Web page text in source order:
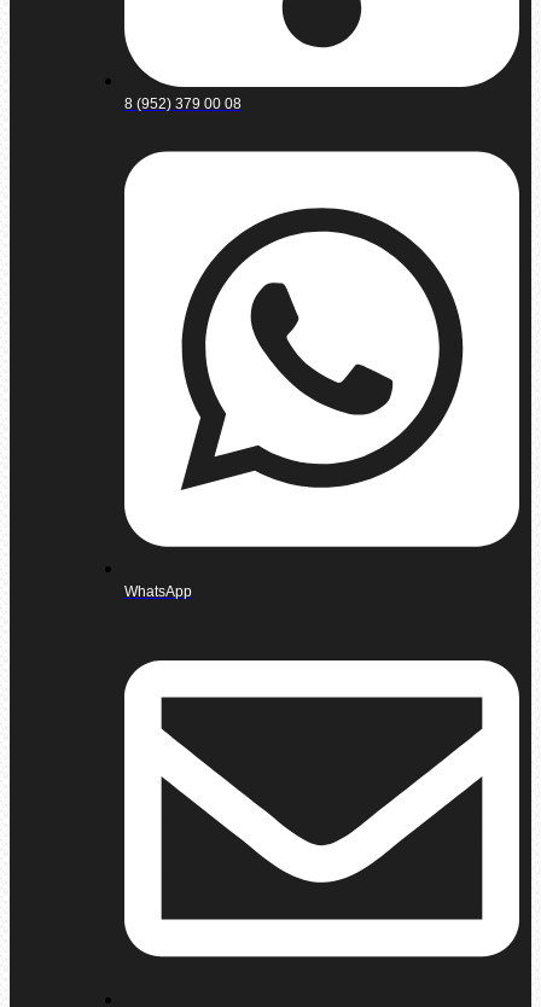
8 (952) 379 00 08
WhatsApp